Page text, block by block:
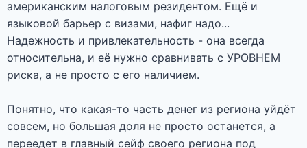
американским налоговым резидентом. Ещё и
языковой барьер с визами, нафиг надо...
Надежность и привлекательность - она всегда
относительна, и её нужно сравнивать с УРОВНЕМ
риска, а не просто с его наличием.
Понятно, что какая-то часть денег из региона уйдёт
совсем, но большая доля не просто останется, а
переедет в главный сейф своего региона под